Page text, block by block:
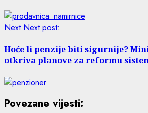
Next Next post:
Hoće li penzije biti sigurnije?
otkriva planove za reformu
Povezane vijesti: